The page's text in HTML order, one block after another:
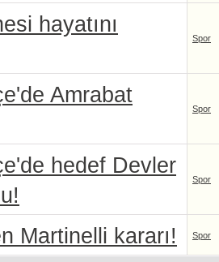
hayatını
Spor
Amrabat
Spor
hedef Devler
Spor
Martinelli kararı! Spor